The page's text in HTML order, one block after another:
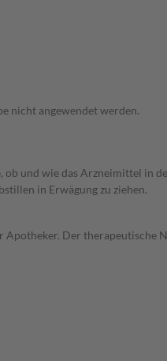
nicht angewendet werden.
und wie das Arzneimittel in
in Erwägung zu ziehen.
Der therapeutische